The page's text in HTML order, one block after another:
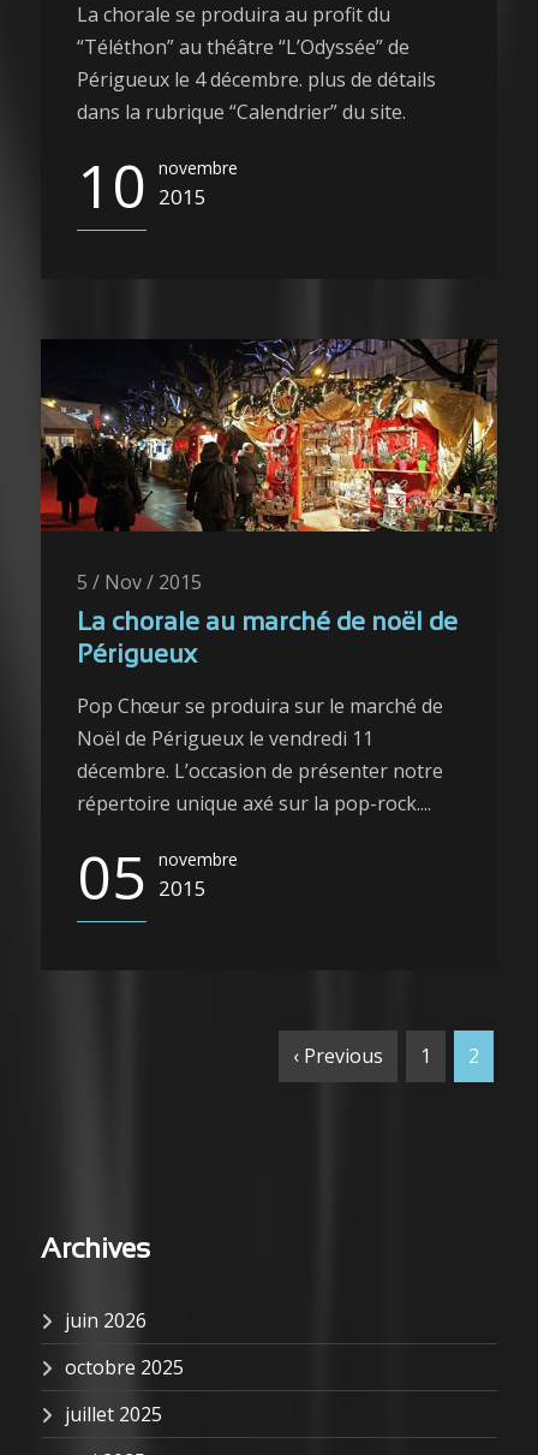
La chorale se produira au profit du
“Téléthon” au théâtre “L’Odyssée” de
Périgueux le 4 décembre. plus de détails
dans la rubrique “Calendrier” du site.
10 novembre
2015
5 / Nov / 2015
La chorale au marché de noël de
Périgueux
Pop Chœur se produira sur le marché de
Noël de Périgueux le vendredi 11
décembre. L’occasion de présenter notre
répertoire unique axé sur la pop-rock....
05 novembre
2015
‹ Previous 1 2
Archives
juin 2026
octobre 2025
juillet 2025